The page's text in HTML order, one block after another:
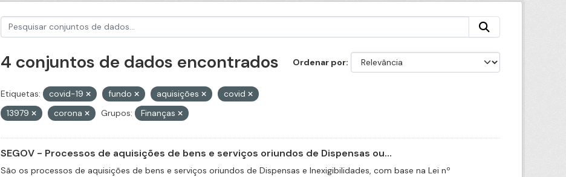
Ordenar por
4 conjuntos de dados encontrados
Etiquetas: covid-19 fundo aquisições
covid
13979
corona Grupos: Finanças
SEGOV - Processos de aquisições de bens e serviços oriundos de Dispensas ou...
São os processos de aquisições de bens e serviços oriundos de Dispensas e Inexigibilidades, com base na Lei nº